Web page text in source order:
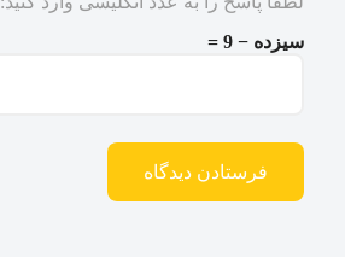
سیزده − 9 =